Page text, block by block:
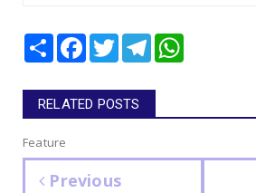
Share Facebook
TwitterTelegram
RELATED POSTS
Feature
Previous